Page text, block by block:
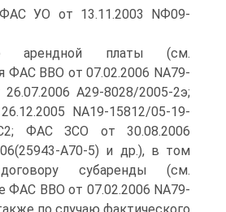
ФАС УО от 13.11.2003 NФ09-
арендной платы (см.
ФАС ВВО от 07.02.2006 NА79-
А29-8028/2005-2э;
NА19-15812/05-19-
ФАС ЗСО от 30.08.2006
А70-5) и др.), в том
субаренды (см.
ФАС ВВО от 07.02.2006 NА79-